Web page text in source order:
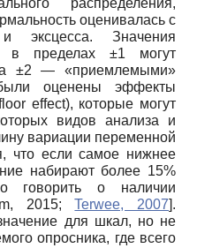
оценивалась с
эксцесса. Значения
в пределах ±1 могут
а ±2 — «приемлемыми»
оценены эффекты
effect), которые могут
видов анализа и
вариации переменной
что если самое нижнее
набирают более 15%
говорить о наличии
2015;Terwee, 2007].
для шкал, но не
опросника, где всего